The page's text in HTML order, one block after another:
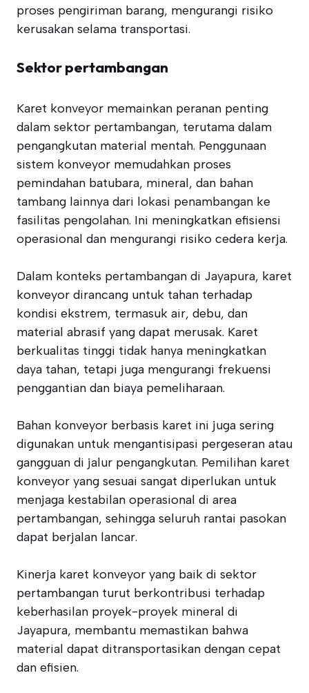
proses pengiriman barang, mengurangi risiko
kerusakan selama transportasi.
Sektor pertambangan
Karet konveyor memainkan peranan penting
dalam sektor pertambangan, terutama dalam
pengangkutan material mentah. Penggunaan
sistem konveyor memudahkan proses
pemindahan batubara, mineral, dan bahan
tambang lainnya dari lokasi penambangan ke
fasilitas pengolahan. Ini meningkatkan efisiensi
operasional dan mengurangi risiko cedera kerja.
Dalam konteks pertambangan di Jayapura, karet
konveyor dirancang untuk tahan terhadap
kondisi ekstrem, termasuk air, debu, dan
material abrasif yang dapat merusak. Karet
berkualitas tinggi tidak hanya meningkatkan
daya tahan, tetapi juga mengurangi frekuensi
penggantian dan biaya pemeliharaan.
Bahan konveyor berbasis karet ini juga sering
digunakan untuk mengantisipasi pergeseran atau
gangguan di jalur pengangkutan. Pemilihan karet
konveyor yang sesuai sangat diperlukan untuk
menjaga kestabilan operasional di area
pertambangan, sehingga seluruh rantai pasokan
dapat berjalan lancar.
Kinerja karet konveyor yang baik di sektor
pertambangan turut berkontribusi terhadap
keberhasilan proyek-proyek mineral di
Jayapura, membantu memastikan bahwa
material dapat ditransportasikan dengan cepat
dan efisien.